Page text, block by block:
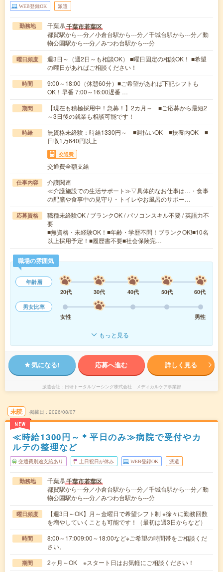
WEB登録OK 派遣
勤務地 千葉県千葉市若葉区
都賀駅から---分／小倉台駅から---分／千城台駅から---分／動
物公園駅から---分／みつわ台駅から---分
曜日頻度
週3日～（週2日～も相談OK） ■曜日固定の相談OK！ ■希望
の曜日があればご相談ください！
時間
9:00～18:00（休憩60分）■ご希望があれば下記シフトも
OK！早番 7:00～16:00遅番 …
期間
【現在も積極採用中！急募！】2カ月～ ■ご応募から最短2
～3日後の就業も相談可能です！
時給
無資格未経験：時給1330円～ ■週払いOK ■扶養内OK ■
日収1万640円以上
交通費
交通費全額支給
仕事内容
介護関連
≪介護施設での生活サポート≫▽具体的なお仕事は…・食事
の配膳や食事中の見守り・トイレやお風呂のサポー…
応募資格
職種未経験OK / ブランクOK / パソコンスキル不要 / 英語力不
要
■無資格・未経験OK！■年齢・学歴不問！ブランクOK!■10名
以上採用予定！■履歴書不要■社会保険完…
職場の雰囲気
年齢層
20代
30代 40代 50代
60代
男女比率
女性
男性
もっと見る
気になる! 応募へ進む 詳しく見る
派遣会社 日研トータルソーシング株式会社 メディカルケア事業部
未読
NEW
掲載日 2026/08/07
≪時給1300円～＊平日のみ≫病院で受付やカ
ルテの整理など
交通費別途支給あり 土日祝日が休み WEB登録OK 派遣
勤務地 千葉県千葉市若葉区
都賀駅から---分／小倉台駅から---分／千城台駅から---分／動
物公園駅から---分／みつわ台駅から---分
曜日頻度
【週3日～OK】月～金曜日で希望シフト制 ※徐々に勤務回数
を増やしていくことも可能です！（最初は週3日からなど）
時間
8:00～17:009:00～18:00など※ご希望の時間帯をご相談くだ
さい。
期間 2ヶ月～OK ※スタート日はお気軽にご相談ください！